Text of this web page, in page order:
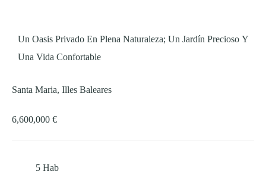
Un Oasis Privado En Plena Naturaleza; Un Jardín Precioso Y
Una Vida Confortable
Santa Maria, Illes Baleares
6,600,000 €
5 Hab